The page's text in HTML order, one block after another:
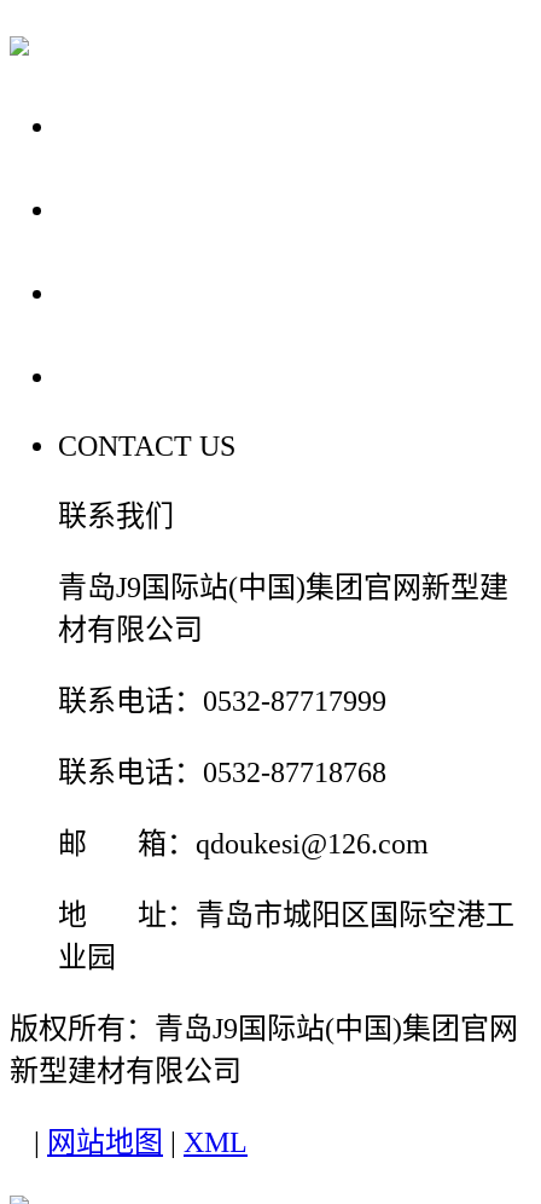
CONTACT US
联系我们
青岛J9国际站(中国)集团官网新型建
材有限公司
联系电话：0532-87717999
联系电话：0532-87718768
邮 箱：qdoukesi@126.com
地 址：青岛市城阳区国际空港工
业园
版权所有：青岛J9国际站(中国)集团官网
新型建材有限公司
网站地图 XML